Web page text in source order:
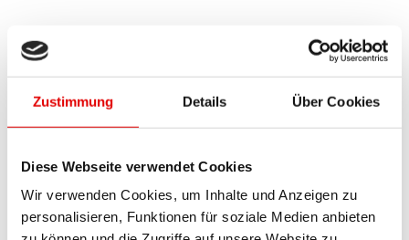
Zustimmung Details Über Cookies
Diese Webseite verwendet Cookies
Wir verwenden Cookies, um Inhalte und Anzeigen zu
personalisieren, Funktionen für soziale Medien anbieten